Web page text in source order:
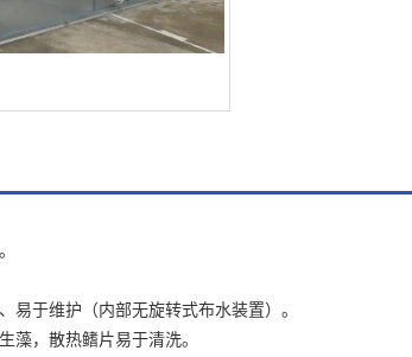
易于维护（内部无旋转式布水装置）。
藻，散热鳍片易于清洗。